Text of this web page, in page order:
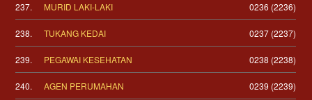
237. MURID LAKI-LAKI 0236 (2236)
238. TUKANG KEDAI 0237 (2237)
239. PEGAWAI KESEHATAN 0238 (2238)
240. AGEN PERUMAHAN 0239 (2239)